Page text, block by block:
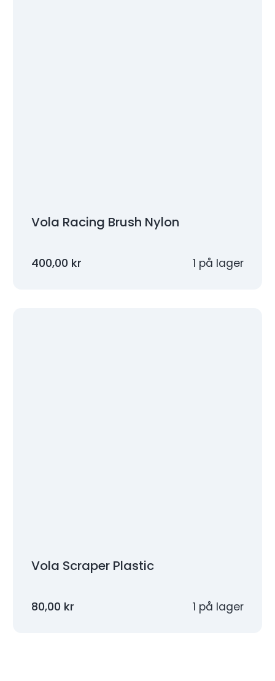
Vola Racing Brush Nylon
400,00 kr 1 på lager
Vola Scraper Plastic
80,00 kr 1 på lager